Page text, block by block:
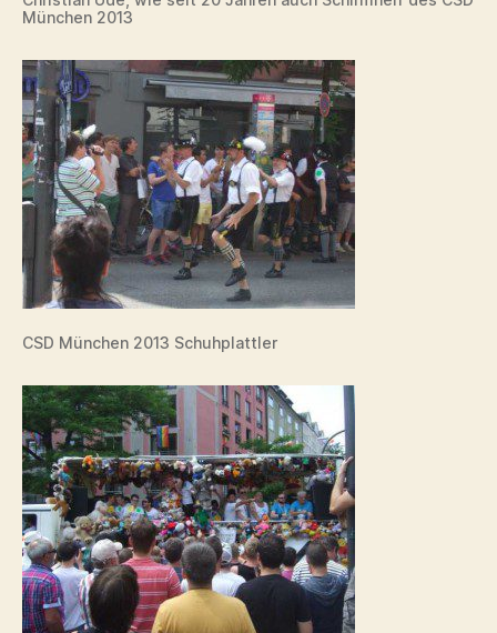
München 2013
CSD München 2013 Schuhplattler